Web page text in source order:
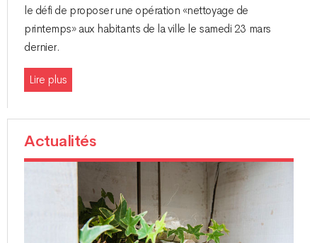
le défi de proposer une opération «nettoyage de
printemps» aux habitants de la ville le samedi 23 mars
dernier.
Lire plus
Actualités